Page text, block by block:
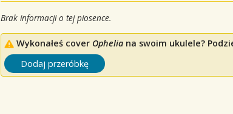
Brak informacji o tej piosence.
Wykonałeś cover Ophelia na swoim ukulele?
Dodaj przeróbkę